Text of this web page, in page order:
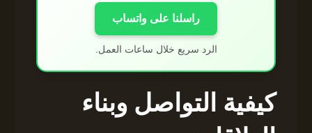
راسلنا على واتساب
الرد سريع خلال ساعات العمل.
كيفية التواصل وبناء